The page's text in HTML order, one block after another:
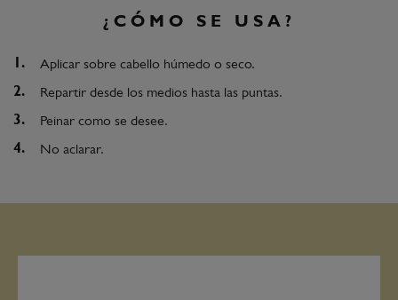
¿CÓMO SE USA?
Aplicar sobre cabello húmedo o seco.
Repartir desde los medios hasta las puntas.
Peinar como se desee.
No aclarar.